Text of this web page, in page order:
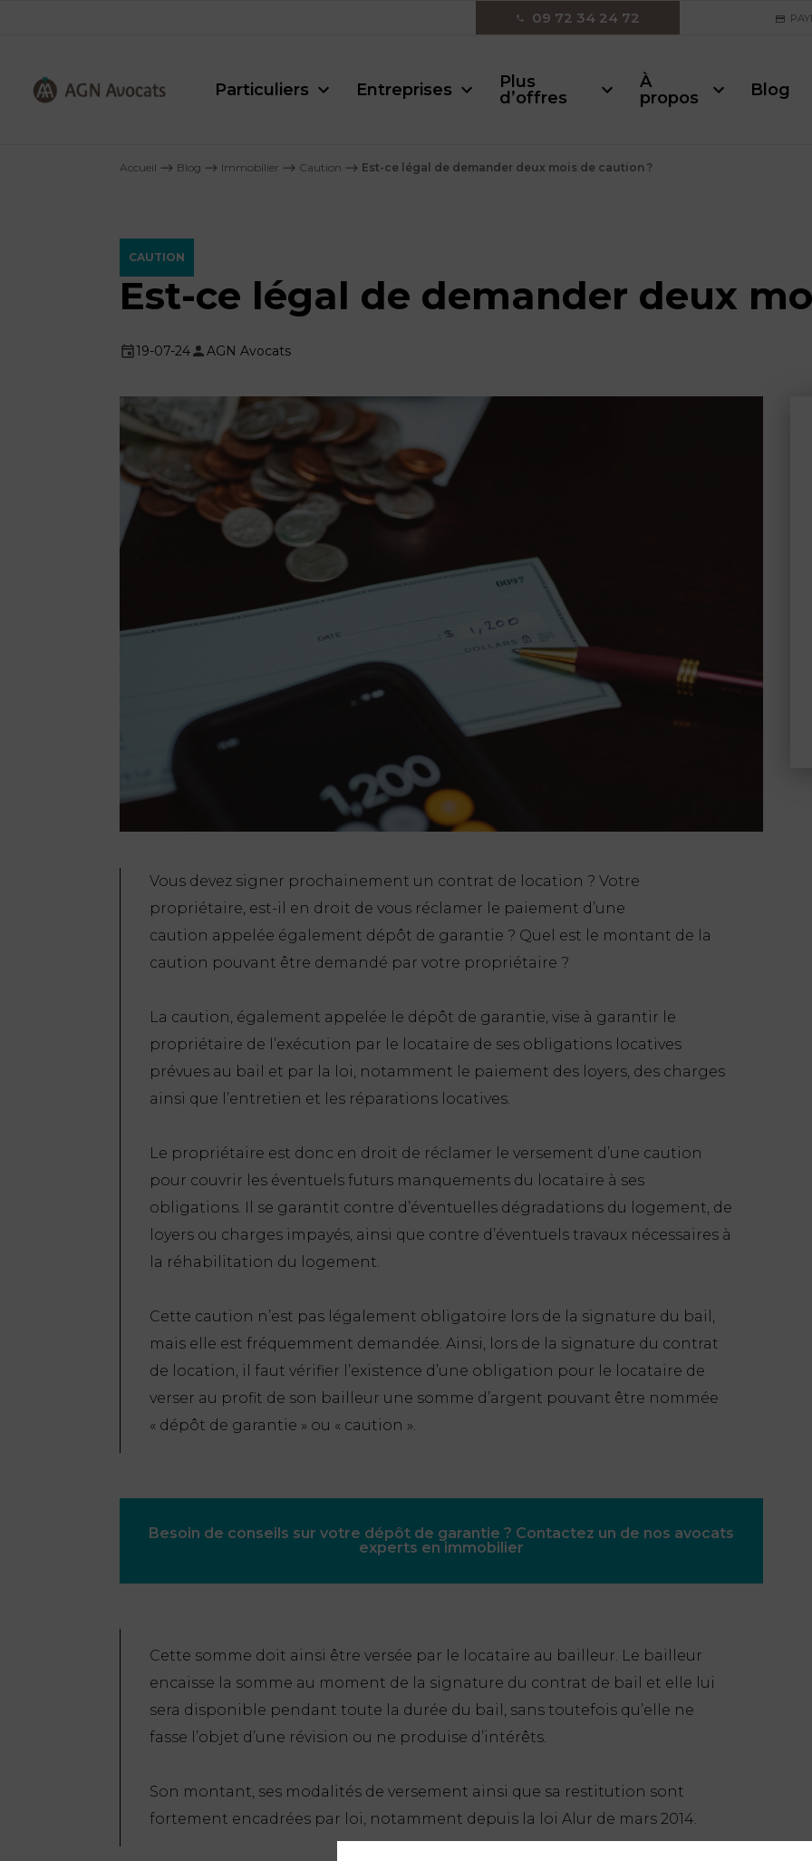
09 72 34 24 72
Particuliers Entreprises
Plus
d’offres
À
propos
Blog
Accueil ⟶ Blog ⟶ Immobilier ⟶ Caution ⟶ Est-ce légal de demander deux mois de caution ?
CAUTION
Est-ce légal de demander deux
19-07-24 AGN Avocats
Vous devez signer prochainement un contrat de location ? Votre
propriétaire, est-il en droit de vous réclamer le paiement d’une
caution appelée également dépôt de garantie ? Quel est le montant de la
caution pouvant être demandé par votre propriétaire ?
La caution, également appelée le dépôt de garantie, vise à garantir le
propriétaire de l’exécution par le locataire de ses obligations locatives
prévues au bail et par la loi, notamment le paiement des loyers, des charges
ainsi que l’entretien et les réparations locatives.
Le propriétaire est donc en droit de réclamer le versement d’une caution
pour couvrir les éventuels futurs manquements du locataire à ses
obligations. Il se garantit contre d’éventuelles dégradations du logement, de
loyers ou charges impayés, ainsi que contre d’éventuels travaux nécessaires à
la réhabilitation du logement.
Cette caution n’est pas légalement obligatoire lors de la signature du bail,
mais elle est fréquemment demandée. Ainsi, lors de la signature du contrat
de location, il faut vérifier l’existence d’une obligation pour le locataire de
verser au profit de son bailleur une somme d’argent pouvant être nommée
« dépôt de garantie » ou « caution ».
Besoin de conseils sur votre dépôt de garantie ? Contactez un de nos avocats
experts en immobilier
Cette somme doit ainsi être versée par le locataire au bailleur. Le bailleur
encaisse la somme au moment de la signature du contrat de bail et elle lui
sera disponible pendant toute la durée du bail, sans toutefois qu’elle ne
fasse l’objet d’une révision ou ne produise d’intérêts.
Son montant, ses modalités de versement ainsi que sa restitution sont
fortement encadrées par loi, notamment depuis la loi Alur de mars 2014.